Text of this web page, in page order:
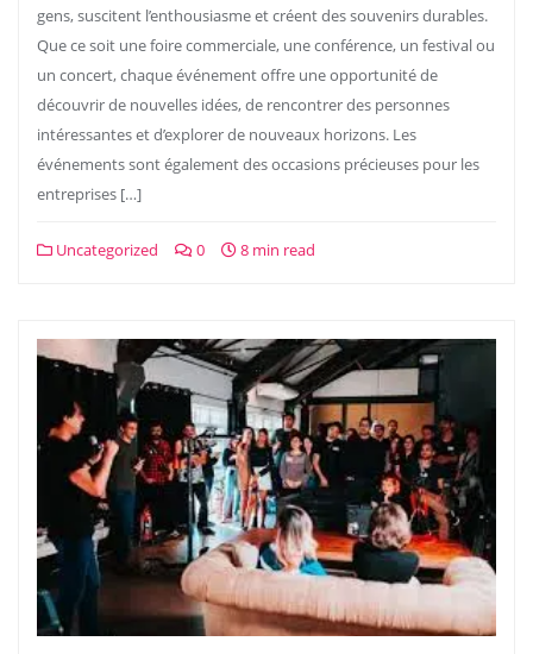
gens, suscitent l’enthousiasme et créent des souvenirs durables.
Que ce soit une foire commerciale, une conférence, un festival ou
un concert, chaque événement offre une opportunité de
découvrir de nouvelles idées, de rencontrer des personnes
intéressantes et d’explorer de nouveaux horizons. Les
événements sont également des occasions précieuses pour les
entreprises […]
Uncategorized 0 8 min read